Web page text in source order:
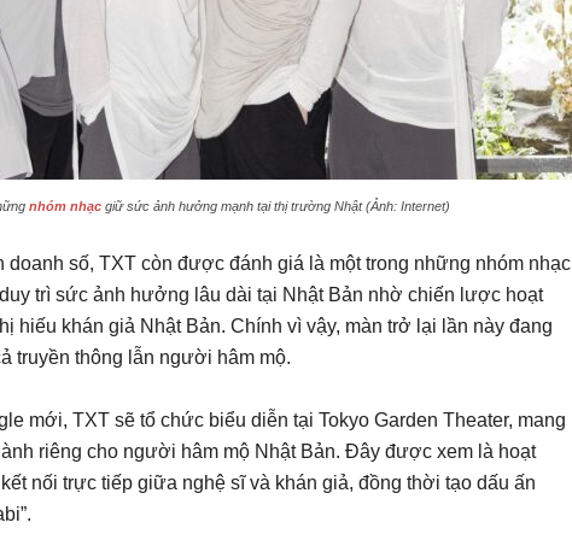
nhóm nhạc giữ sức ảnh hưởng mạnh tại thị trường Nhật (Ảnh: Internet)
số, TXT còn được đánh giá là một trong những nhóm nhạc
trì sức ảnh hưởng lâu dài tại Nhật Bản nhờ chiến lược hoạt
hiếu khán giả Nhật Bản. Chính vì vậy, màn trở lại lần này đang
truyền thông lẫn người hâm mộ.
mới, TXT sẽ tổ chức biểu diễn tại Tokyo Garden Theater, mang
riêng cho người hâm mộ Nhật Bản. Đây được xem là hoạt
nối trực tiếp giữa nghệ sĩ và khán giả, đồng thời tạo dấu ấn